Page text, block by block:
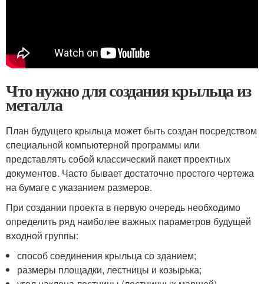
Что нужно для создания крыльца из
металла
План будущего крыльца может быть создан посредством
специальной компьютерной программы или
представлять собой классический пакет проектных
документов. Часто бывает достаточно простого чертежа
на бумаге с указанием размеров.
При создании проекта в первую очередь необходимо
определить ряд наиболее важных параметров будущей
входной группы:
способ соединения крыльца со зданием;
размеры площадки, лестницы и козырька;